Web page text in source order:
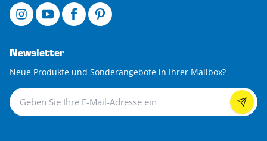
Newsletter
Neue Produkte und Sonderangebote in Ihrer Mailbox?
Newsletter